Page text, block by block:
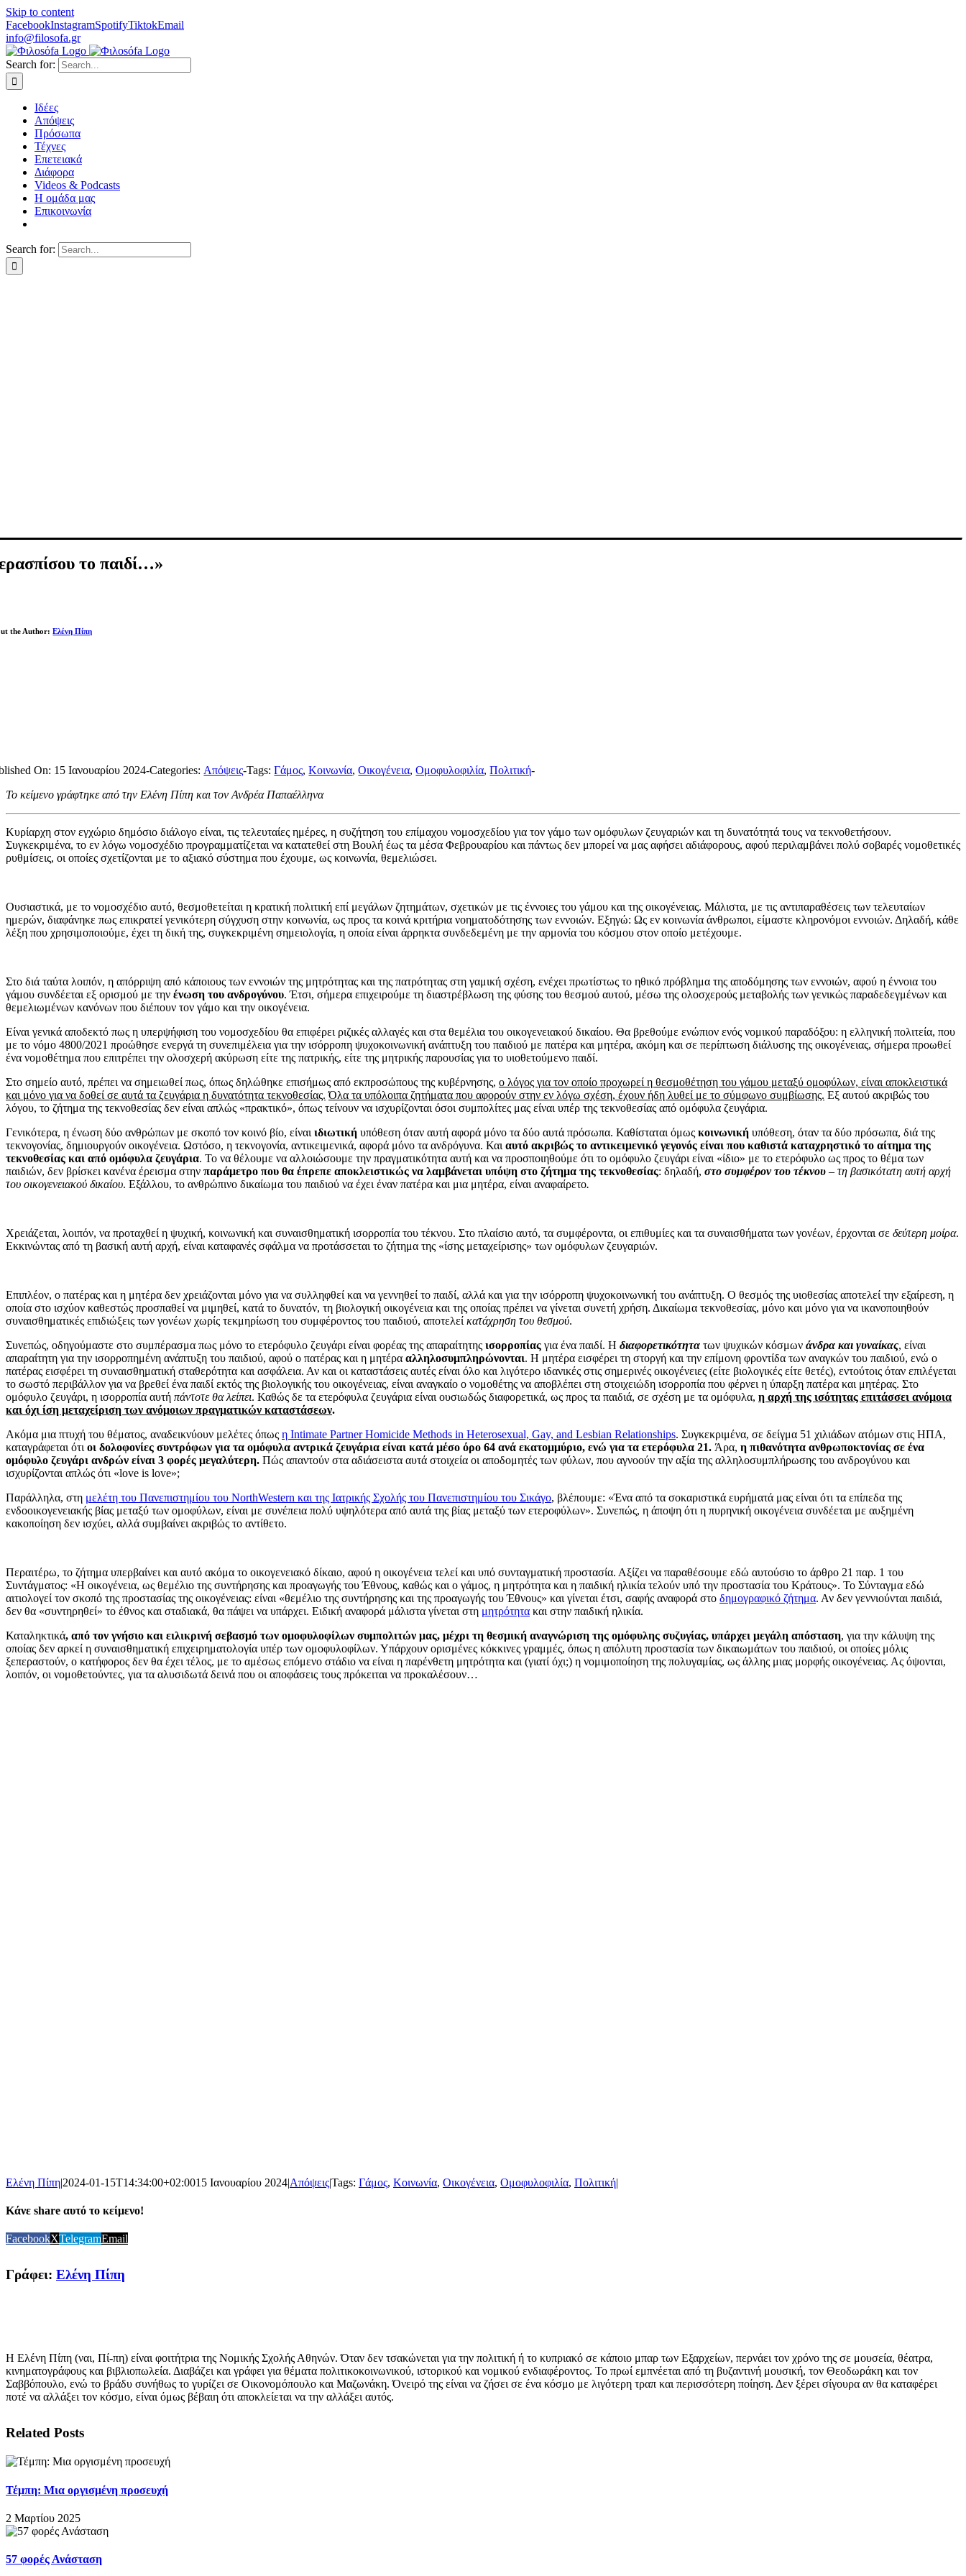
Skip to content
FacebookInstagramSpotifyTiktokEmail
info@filosofa.gr
Search for:
Ιδέες
Απόψεις
Πρόσωπα
Τέχνες
Επετειακά
Διάφορα
Videos & Podcasts
Η ομάδα μας
Επικοινωνία
Search for:
το παιδί…»
the Author:Ελένη Πίπη
On: 15 Ιανουαρίου 2024-Categories: Απόψεις-Tags:Γάμος,Κοινωνία,Οικογένεια,Ομοφυλοφιλία,Πολιτική-
Το κείμενο γράφτηκε από την Ελένη Πίπη και τον Ανδρέα Παπαέλληνα
Κυρίαρχη στον εγχώριο δημόσιο διάλογο είναι, τις τελευταίες ημέρες, η συζήτηση του επίμαχου νομοσχεδίου για τον γάμο των ομόφυλων ζευγαριών και τη δυνατότητά τους να τεκνοθετήσουν.
Συγκεκριμένα, το εν λόγω νομοσχέδιο προγραμματίζεται να κατατεθεί στη Βουλή έως τα μέσα Φεβρουαρίου και πάντως δεν μπορεί να μας αφήσει αδιάφορους, αφού περιλαμβάνει πολύ σοβαρές νομοθετικές
ρυθμίσεις, οι οποίες σχετίζονται με το αξιακό σύστημα που έχουμε, ως κοινωνία, θεμελιώσει.
Ουσιαστικά, με το νομοσχέδιο αυτό, θεσμοθετείται η κρατική πολιτική επί μεγάλων ζητημάτων, σχετικών με τις έννοιες του γάμου και της οικογένειας. Μάλιστα, με τις αντιπαραθέσεις των τελευταίων
ημερών, διαφάνηκε πως επικρατεί γενικότερη σύγχυση στην κοινωνία, ως προς τα κοινά κριτήρια νοηματοδότησης των εννοιών. Εξηγώ: Ως εν κοινωνία άνθρωποι, είμαστε κληρονόμοι εννοιών. Δηλαδή, κάθε
λέξη που χρησιμοποιούμε, έχει τη δική της, συγκεκριμένη σημειολογία, η οποία είναι άρρηκτα συνδεδεμένη με την αρμονία του κόσμου στον οποίο μετέχουμε.
Στο διά ταύτα λοιπόν, η απόρριψη από κάποιους των εννοιών της μητρότητας και της πατρότητας στη γαμική σχέση, ενέχει πρωτίστως το ηθικό πρόβλημα της αποδόμησης των εννοιών, αφού η έννοια του
γάμου συνδέεται εξ ορισμού με την ένωση του ανδρογύνου. Έτσι, σήμερα επιχειρούμε τη διαστρέβλωση της φύσης του θεσμού αυτού, μέσω της ολοσχερούς μεταβολής των γενικώς παραδεδεγμένων και
θεμελιωμένων κανόνων που διέπουν τον γάμο και την οικογένεια.
Είναι γενικά αποδεκτό πως η υπερψήφιση του νομοσχεδίου θα επιφέρει ριζικές αλλαγές και στα θεμέλια του οικογενειακού δικαίου. Θα βρεθούμε ενώπιον ενός νομικού παραδόξου: η ελληνική πολιτεία, που
με το νόμο 4800/2021 προώθησε ενεργά τη συνεπιμέλεια για την ισόρροπη ψυχοκοινωνική ανάπτυξη του παιδιού με πατέρα και μητέρα, ακόμη και σε περίπτωση διάλυσης της οικογένειας, σήμερα προωθεί
ένα νομοθέτημα που επιτρέπει την ολοσχερή ακύρωση είτε της πατρικής, είτε της μητρικής παρουσίας για το υιοθετούμενο παιδί.
Στο σημείο αυτό, πρέπει να σημειωθεί πως, όπως δηλώθηκε επισήμως από εκπροσώπους της κυβέρνησης, ο λόγος για τον οποίο προχωρεί η θεσμοθέτηση του γάμου μεταξύ ομοφύλων, είναι αποκλειστικά
και μόνο για να δοθεί σε αυτά τα ζευγάρια η δυνατότητα τεκνοθεσίας. Όλα τα υπόλοιπα ζητήματα που αφορούν στην εν λόγω σχέση, έχουν ήδη λυθεί με το σύμφωνο συμβίωσης. Εξ αυτού ακριβώς του
λόγου, το ζήτημα της τεκνοθεσίας δεν είναι απλώς «πρακτικό», όπως τείνουν να ισχυρίζονται όσοι συμπολίτες μας είναι υπέρ της τεκνοθεσίας από ομόφυλα ζευγάρια.
Γενικότερα, η ένωση δύο ανθρώπων με σκοπό τον κοινό βίο, είναι ιδιωτική υπόθεση όταν αυτή αφορά μόνο τα δύο αυτά πρόσωπα. Καθίσταται όμως κοινωνική υπόθεση, όταν τα δύο πρόσωπα, διά της
τεκνογονίας, δημιουργούν οικογένεια. Ωστόσο, η τεκνογονία, αντικειμενικά, αφορά μόνο τα ανδρόγυνα. Και αυτό ακριβώς το αντικειμενικό γεγονός είναι που καθιστά καταχρηστικό το αίτημα της
τεκνοθεσίας και από ομόφυλα ζευγάρια. Το να θέλουμε να αλλοιώσουμε την πραγματικότητα αυτή και να προσποιηθούμε ότι το ομόφυλο ζευγάρι είναι «ίδιο» με το ετερόφυλο ως προς το θέμα των
παιδιών, δεν βρίσκει κανένα έρεισμα στην παράμετρο που θα έπρεπε αποκλειστικώς να λαμβάνεται υπόψη στο ζήτημα της τεκνοθεσίας: δηλαδή, στο συμφέρον του τέκνου – τη βασικότατη αυτή αρχή
του οικογενειακού δικαίου. Εξάλλου, το ανθρώπινο δικαίωμα του παιδιού να έχει έναν πατέρα και μια μητέρα, είναι αναφαίρετο.
Χρειάζεται, λοιπόν, να προταχθεί η ψυχική, κοινωνική και συναισθηματική ισορροπία του τέκνου. Στο πλαίσιο αυτό, τα συμφέροντα, οι επιθυμίες και τα συναισθήματα των γονέων, έρχονται σε δεύτερη μοίρα.
Εκκινώντας από τη βασική αυτή αρχή, είναι καταφανές σφάλμα να προτάσσεται το ζήτημα της «ίσης μεταχείρισης» των ομόφυλων ζευγαριών.
Επιπλέον, ο πατέρας και η μητέρα δεν χρειάζονται μόνο για να συλληφθεί και να γεννηθεί το παιδί, αλλά και για την ισόρροπη ψυχοκοινωνική του ανάπτυξη. Ο θεσμός της υιοθεσίας αποτελεί την εξαίρεση, η
οποία στο ισχύον καθεστώς προσπαθεί να μιμηθεί, κατά το δυνατόν, τη βιολογική οικογένεια και της οποίας πρέπει να γίνεται συνετή χρήση. Δικαίωμα τεκνοθεσίας, μόνο και μόνο για να ικανοποιηθούν
συναισθηματικές επιδιώξεις των γονέων χωρίς τεκμηρίωση του συμφέροντος του παιδιού, αποτελεί κατάχρηση του θεσμού.
Συνεπώς, οδηγούμαστε στο συμπέρασμα πως μόνο το ετερόφυλο ζευγάρι είναι φορέας της απαραίτητης ισορροπίας για ένα παιδί. Η διαφορετικότητα των ψυχικών κόσμων άνδρα και γυναίκας, είναι
απαραίτητη για την ισορροπημένη ανάπτυξη του παιδιού, αφού ο πατέρας και η μητέρα αλληλοσυμπληρώνονται. Η μητέρα εισφέρει τη στοργή και την επίμονη φροντίδα των αναγκών του παιδιού, ενώ ο
πατέρας εισφέρει τη συναισθηματική σταθερότητα και ασφάλεια. Αν και οι καταστάσεις αυτές είναι όλο και λιγότερο ιδανικές στις σημερινές οικογένειες (είτε βιολογικές είτε θετές), εντούτοις όταν επιλέγεται
το σωστό περιβάλλον για να βρεθεί ένα παιδί εκτός της βιολογικής του οικογένειας, είναι αναγκαίο ο νομοθέτης να αποβλέπει στη στοιχειώδη ισορροπία που φέρνει η ύπαρξη πατέρα και μητέρας. Στο
ομόφυλο ζευγάρι, η ισορροπία αυτή πάντοτε θα λείπει. Καθώς δε τα ετερόφυλα ζευγάρια είναι ουσιωδώς διαφορετικά, ως προς τα παιδιά, σε σχέση με τα ομόφυλα, η αρχή της ισότητας επιτάσσει ανόμοια
και όχι ίση μεταχείριση των ανόμοιων πραγματικών καταστάσεων.
Ακόμα μια πτυχή του θέματος, αναδεικνύουν μελέτες όπως η Intimate Partner Homicide Methods in Heterosexual, Gay, and Lesbian Relationships. Συγκεκριμένα, σε δείγμα 51 χιλιάδων ατόμων στις ΗΠΑ,
καταγράφεται ότι οι δολοφονίες συντρόφων για τα ομόφυλα αντρικά ζευγάρια είναι κατά μέσο όρο 64 ανά εκατομμύριο, ενώ για τα ετερόφυλα 21. Άρα, η πιθανότητα ανθρωποκτονίας σε ένα
ομόφυλο ζευγάρι ανδρών είναι 3 φορές μεγαλύτερη. Πώς απαντούν στα αδιάσειστα αυτά στοιχεία οι αποδομητές των φύλων, που αγνοούν την αξία της αλληλοσυμπλήρωσης του ανδρογύνου και
ισχυρίζονται απλώς ότι «love is love»;
Παράλληλα, στη μελέτη του Πανεπιστημίου του NorthWestern και της Ιατρικής Σχολής του Πανεπιστημίου του Σικάγο, βλέπουμε: «Ένα από τα σοκαριστικά ευρήματά μας είναι ότι τα επίπεδα της
ενδοοικογενειακής βίας μεταξύ των ομοφύλων, είναι με συνέπεια πολύ υψηλότερα από αυτά της βίας μεταξύ των ετεροφύλων». Συνεπώς, η άποψη ότι η πυρηνική οικογένεια συνδέεται με αυξημένη
κακοποίηση δεν ισχύει, αλλά συμβαίνει ακριβώς το αντίθετο.
Περαιτέρω, το ζήτημα υπερβαίνει και αυτό ακόμα το οικογενειακό δίκαιο, αφού η οικογένεια τελεί και υπό συνταγματική προστασία. Αξίζει να παραθέσουμε εδώ αυτούσιο το άρθρο 21 παρ. 1 του
Συντάγματος: «Η οικογένεια, ως θεμέλιο της συντήρησης και προαγωγής του Έθνους, καθώς και ο γάμος, η μητρότητα και η παιδική ηλικία τελούν υπό την προστασία του Κράτους». Το Σύνταγμα εδώ
αιτιολογεί τον σκοπό της προστασίας της οικογένειας: είναι «θεμέλιο της συντήρησης και της προαγωγής του Έθνους» και γίνεται έτσι, σαφής αναφορά στο δημογραφικό ζήτημα. Αν δεν γεννιούνται παιδιά,
δεν θα «συντηρηθεί» το έθνος και σταδιακά, θα πάψει να υπάρχει. Ειδική αναφορά μάλιστα γίνεται στη μητρότητα και στην παιδική ηλικία.
Καταληκτικά, από τον γνήσιο και ειλικρινή σεβασμό των ομοφυλοφίλων συμπολιτών μας, μέχρι τη θεσμική αναγνώριση της ομόφυλης συζυγίας, υπάρχει μεγάλη απόσταση, για την κάλυψη της
οποίας δεν αρκεί η συναισθηματική επιχειρηματολογία υπέρ των ομοφυλοφίλων. Υπάρχουν ορισμένες κόκκινες γραμμές, όπως η απόλυτη προστασία των δικαιωμάτων του παιδιού, οι οποίες μόλις
ξεπεραστούν, ο κατήφορος δεν θα έχει τέλος, με το αμέσως επόμενο στάδιο να είναι η παρένθετη μητρότητα και (γιατί όχι;) η νομιμοποίηση της πολυγαμίας, ως άλλης μιας μορφής οικογένειας. Ας όψονται,
λοιπόν, οι νομοθετούντες, για τα αλυσιδωτά δεινά που οι αποφάσεις τους πρόκειται να προκαλέσουν…
Ελένη Πίπη|2024-01-15T14:34:00+02:0015 Ιανουαρίου 2024|Απόψεις|Tags: Γάμος, Κοινωνία, Οικογένεια, Ομοφυλοφιλία, Πολιτική|
Κάνε share αυτό το κείμενο!
FacebookXTelegramEmail
Γράφει: Ελένη Πίπη
Η Ελένη Πίπη (ναι, Πί-πη) είναι φοιτήτρια της Νομικής Σχολής Αθηνών. Όταν δεν τσακώνεται για την πολιτική ή το κυπριακό σε κάποιο μπαρ των Εξαρχείων, περνάει τον χρόνο της σε μουσεία, θέατρα,
κινηματογράφους και βιβλιοπωλεία. Διαβάζει και γράφει για θέματα πολιτικοκοινωνικού, ιστορικού και νομικού ενδιαφέροντος. Το πρωί εμπνέεται από τη βυζαντινή μουσική, τον Θεοδωράκη και τον
Σαββόπουλο, ενώ το βράδυ συνήθως το γυρίζει σε Οικονομόπουλο και Μαζωνάκη. Όνειρό της είναι να ζήσει σε ένα κόσμο με λιγότερη τραπ και περισσότερη ποίηση. Δεν ξέρει σίγουρα αν θα καταφέρει
ποτέ να αλλάξει τον κόσμο, είναι όμως βέβαιη ότι αποκλείεται να την αλλάξει αυτός.
Related Posts
Τέμπη: Μια οργισμένη προσευχή
2 Μαρτίου 2025
57 φορές Ανάσταση